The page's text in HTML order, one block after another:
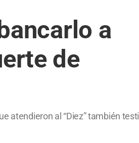
a
de
atendieron al “Diez” también